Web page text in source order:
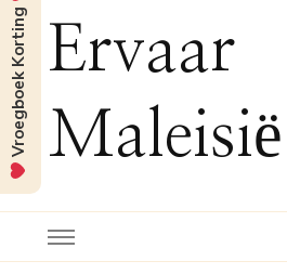
Ervaar
Maleisië
Vroegboek Korting